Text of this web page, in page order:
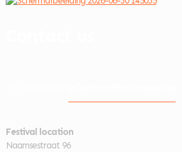
Festival location
Naamsestraat 96